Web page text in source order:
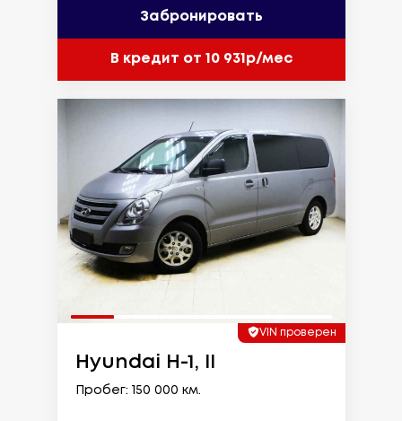
Забронировать
В кредит от 10 931р/мес
VIN проверен
Hyundai H-1, II
Пробег: 150 000 км.